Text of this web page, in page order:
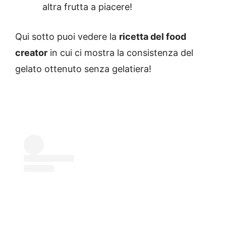
altra frutta a piacere!
Qui sotto puoi vedere la ricetta del food
creator in cui ci mostra la consistenza del
gelato ottenuto senza gelatiera!